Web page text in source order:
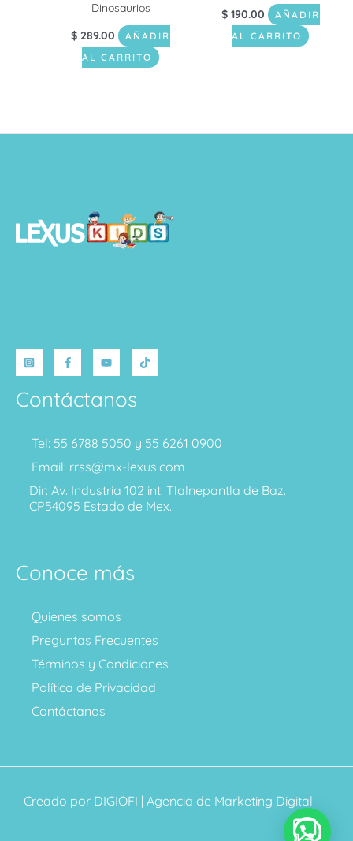
Dinosaurios
$ 289.00
AÑADIR
AL CARRITO
$190.00
AÑADIR
AL CARRITO
.
Contáctanos
Tel: 55 6788 5050 y 55 6261 0900
Email: rrss@mx-lexus.com
Dir: Av. Industria 102 int. Tlalnepantla de Baz.
CP54095 Estado de Mex.
Conoce más
Quienes somos
Preguntas Frecuentes
Términos y Condiciones
Política de Privacidad
Contáctanos
Creado por DIGIOFI | Agencia de Marketing Digital